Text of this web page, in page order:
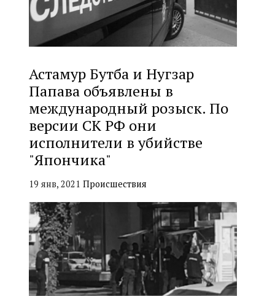
Астамур Бутба и Нугзар
Папава объявлены в
международный розыск. По
версии СК РФ они
исполнители в убийстве
"Япончика"
19 янв, 2021 Происшествия